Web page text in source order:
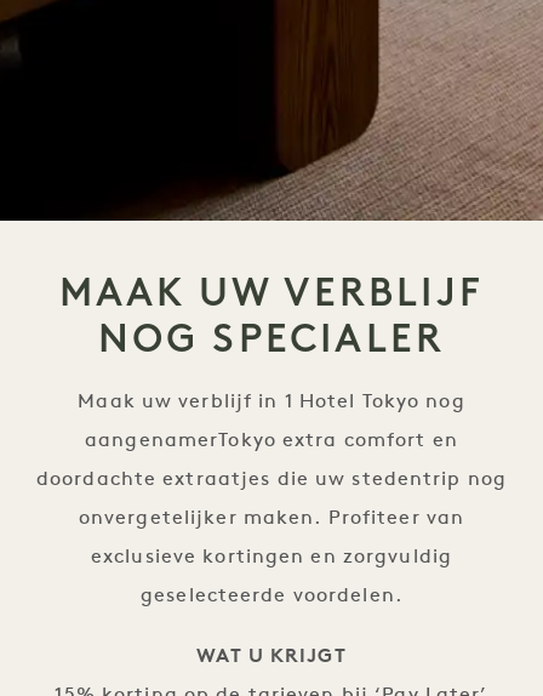
MAAK UW VERBLIJF
NOG SPECIALER
Maak uw verblijf in 1 Hotel Tokyo nog
aangenamerTokyo extra comfort en
doordachte extraatjes die uw stedentrip nog
onvergetelijker maken. Profiteer van
exclusieve kortingen en zorgvuldig
geselecteerde voordelen.
WAT U KRIJGT